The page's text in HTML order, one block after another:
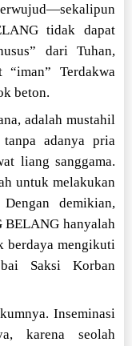
tidak dapat
dari Tuhan,
Terdakwa
beton.
adalah mustahil
adanya pria
liang sanggama.
untuk melakukan
demikian,
BELANG hanyalah
berdaya mengikuti
Saksi Korban
Inseminasi
karena seolah